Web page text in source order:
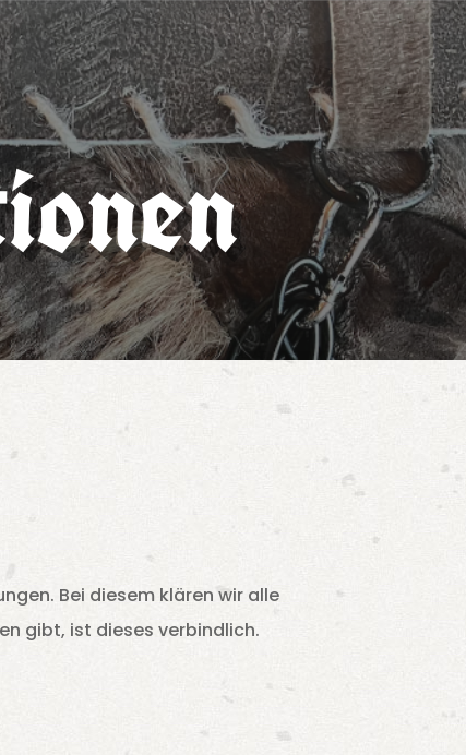
Bei diesem klären wir alle
gibt, ist dieses verbindlich.